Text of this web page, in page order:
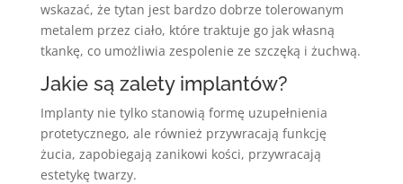
wskazać, że tytan jest bardzo dobrze tolerowanym
metalem przez ciało, które traktuje go jak własną
tkankę, co umożliwia zespolenie ze szczęką i żuchwą.
Jakie są zalety implantów?
Implanty nie tylko stanowią formę uzupełnienia
protetycznego, ale również przywracają funkcję
żucia, zapobiegają zanikowi kości, przywracają
estetykę twarzy.